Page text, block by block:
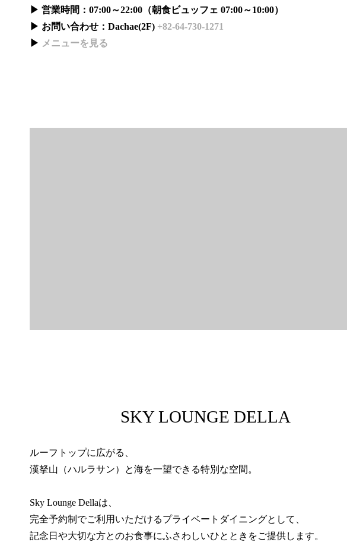
▶ 営業時間：07:00～22:00（朝食ビュッフェ 07:00～10:00）
▶ お問い合わせ：Dachae(2F) +82-64-730-1271
▶ メニューを見る
SKY LOUNGE DELLA
ルーフトップに広がる、
漢拏山（ハルラサン）と海を一望できる特別な空間。
Sky Lounge Dellaは、
完全予約制でご利用いただけるプライベートダイニングとして、
記念日や大切な方とのお食事にふさわしいひとときをご提供します。